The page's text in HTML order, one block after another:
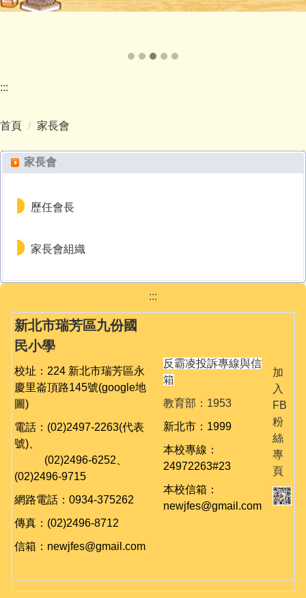
:::
首頁 家長會
家長會
歷任會長
家長會組織
:::
新北市瑞芳區九份國
民小學
校址：224 新北市瑞芳區永
慶里崙頂路145號(google地
圖)
電話：(02)2497-2263(代表
號)、
(02)2496-6252、
(02)2496-9715
網路電話：0934-375262
傳真：(02)2496-8712
信箱：newjfes@gmail.com
反霸凌投訴專線與信
箱
教育部：1953
新北市：1999
本校專線：
24972263#23
本校信箱：
newjfes@gmail.com
加
入
FB
粉
絲
專
頁